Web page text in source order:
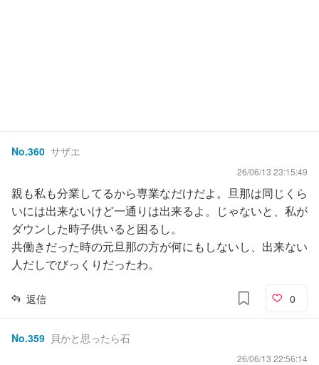
No.360 サザエ
26/06/13 23:15:49
親も私も分業してるから専業なだけだよ。旦那は同じくら
いには出来ないけど一通りは出来るよ。じゃないと、私が
ダウンした時子供いると困るし。
共働きだった時の元旦那の方が何にもしないし、出来ない
人だしでびっくりだったわ。
返信 0
No.359 貝かと思ったら石
26/06/13 22:56:14